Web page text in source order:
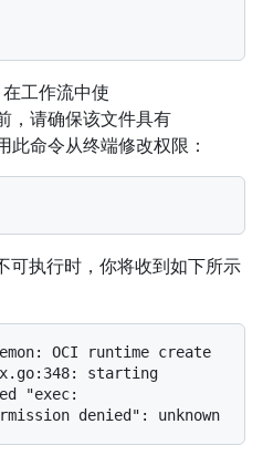
工作流中使
，请确保该文件具有
此命令从终端修改权限：
可执行时，你将收到如下所示
OCI runtime create
starting
"exec: